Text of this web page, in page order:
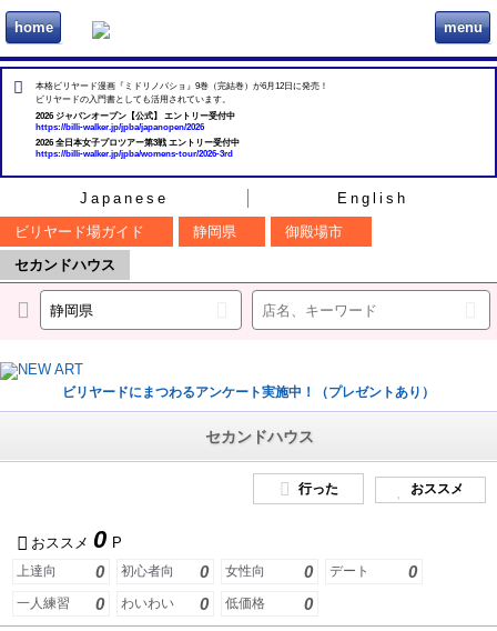
home ビリヲカ menu
本格ビリヤード漫画『ミドリノバショ』9巻（完結巻）が6月12日に発売！
ビリヤードの入門書としても活用されています。
2026 ジャパンオープン【公式】 エントリー受付中
https://billi-walker.jp/jpba/japanopen/2026
2026 全日本女子プロツアー第3戦 エントリー受付中
https://billi-walker.jp/jpba/womens-tour/2026-3rd
Japanese
English
ビリヤード場ガイド
静岡県
御殿場市
セカンドハウス
ビリヤードにまつわるアンケート実施中！（プレゼントあり）
セカンドハウス
行った おススメ
おススメ 0 P
上達向 0 初心者向 0 女性向 0 デート 0
一人練習 0 わいわい 0 低価格 0